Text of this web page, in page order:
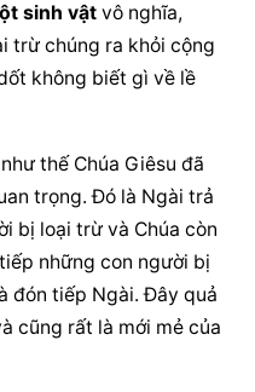
sinh vật vô nghĩa,
trừ chúng ra khỏi cộng
không biết gì về lề
thế Chúa Giêsu đã
trọng. Đó là Ngài trả
bị loại trừ và Chúa còn
những con người bị
đón tiếp Ngài. Đây quả
cũng rất là mới mẻ của